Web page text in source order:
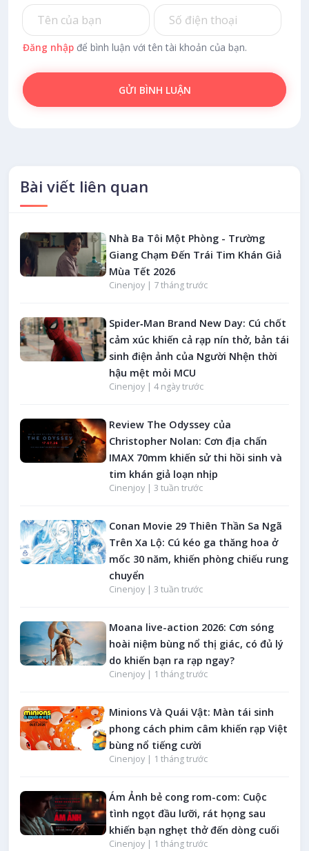
Đăng nhập để bình luận với tên tài khoản của bạn.
GỬI BÌNH LUẬN
Bài viết liên quan
Nhà Ba Tôi Một Phòng - Trường
Giang Chạm Đến Trái Tim Khán Giả
Mùa Tết 2026
Cinenjoy | 7 tháng trước
Spider‑Man Brand New Day: Cú chốt
cảm xúc khiến cả rạp nín thở, bản tái
sinh điện ảnh của Người Nhện thời
hậu mệt mỏi MCU
Cinenjoy | 4 ngày trước
Review The Odyssey của
Christopher Nolan: Cơn địa chấn
IMAX 70mm khiến sử thi hồi sinh và
tim khán giả loạn nhịp
Cinenjoy | 3 tuần trước
Conan Movie 29 Thiên Thần Sa Ngã
Trên Xa Lộ: Cú kéo ga thăng hoa ở
mốc 30 năm, khiến phòng chiếu rung
chuyển
Cinenjoy | 3 tuần trước
Moana live-action 2026: Cơn sóng
hoài niệm bùng nổ thị giác, có đủ lý
do khiến bạn ra rạp ngay?
Cinenjoy | 1 tháng trước
Minions Và Quái Vật: Màn tái sinh
phong cách phim câm khiến rạp Việt
bùng nổ tiếng cười
Cinenjoy | 1 tháng trước
Ám Ảnh bẻ cong rom-com: Cuộc
tình ngọt đầu lưỡi, rát họng sau
khiến bạn nghẹt thở đến dòng cuối
Cinenjoy | 1 tháng trước